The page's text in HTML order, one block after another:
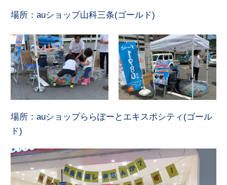
場所：auショップ山科三条(ゴールド)
場所：auショップららぽーとエキスポシティ(ゴール
ド)